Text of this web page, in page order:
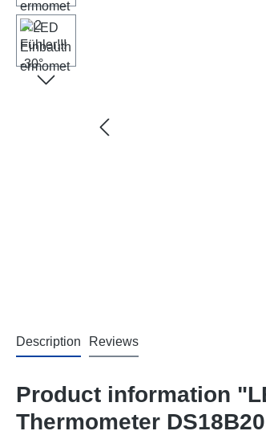
Description Reviews
Product information
Thermometer